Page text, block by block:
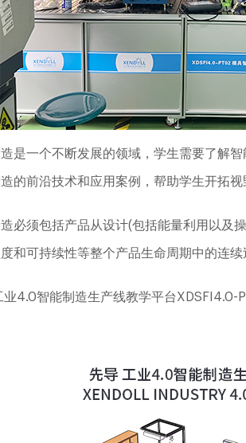
是一个不断发展的领域，学生需要了解
的前沿技术和应用案例，帮助学生开拓
必须包括产品从设计(包括能量利用以及
和可持续性等整个产品生命周期中的连
业4.0智能制造生产线教学平台XDSFI4.0-